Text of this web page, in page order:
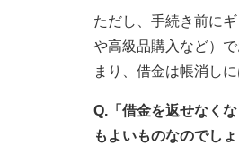
ただし、手続き前に
や高級品購入など）
まり、借金は帳消しに
Q.「借金を返せなく
もよいものなのでしょ